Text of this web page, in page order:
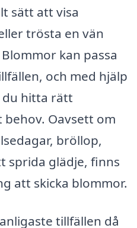
sätt att visa
trösta en vän
kan passa
och med hjälp
hitta rätt
Oavsett om
bröllop,
sprida glädje, finns
att skicka blommor.
tillfällen då